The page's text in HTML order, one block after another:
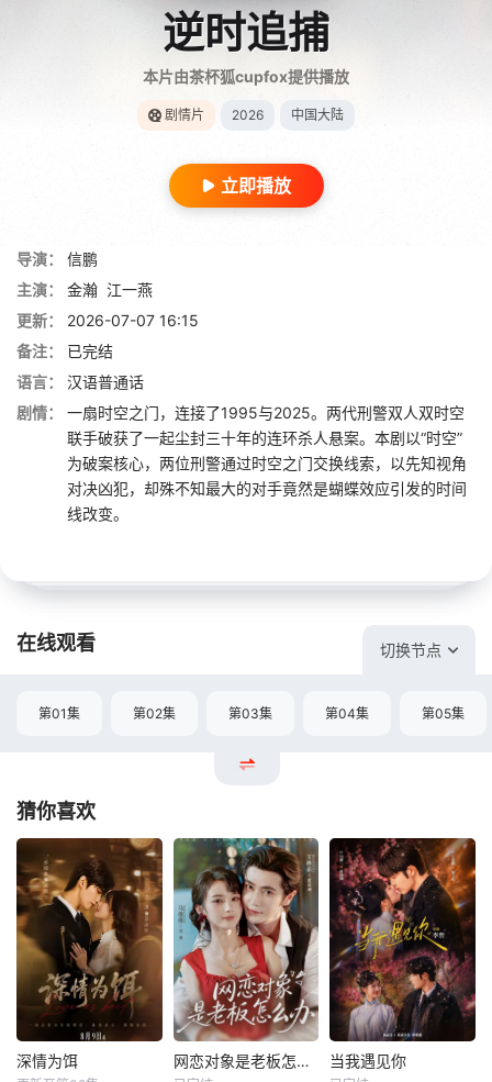
逆时追捕
本片由茶杯狐cupfox提供播放
剧情片 2026 中国大陆
立即播放
导演：
信鹏
主演：
金瀚 江一燕
更新：
2026-07-07 16:15
备注：
已完结
语言：
汉语普通话
剧情：
一扇时空之门，连接了1995与2025。两代刑警双人双时空
联手破获了一起尘封三十年的连环杀人悬案。本剧以“时空”
为破案核心，两位刑警通过时空之门交换线索，以先知视角
对决凶犯，却殊不知最大的对手竟然是蝴蝶效应引发的时间
线改变。
在线观看 切换节点
第01集 第02集 第03集 第04集 第05集
猜你喜欢
深情为饵 网恋对象是老板怎么办 当我遇见你